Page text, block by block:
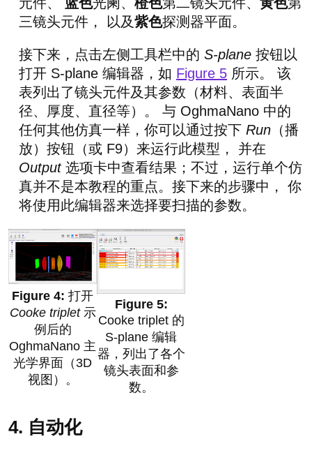
三镜头元件， 以及紫色探测器平面。
接下来，点击左侧工具栏中的 S-plane 按钮以
打开 S-plane 编辑器，如 Figure 5 所示。 该
表列出了镜头元件及其参数（材料、表面半
径、厚度、直径等）。 与 OghmaNano 中的
任何其他仿真一样，你可以通过按下 Run （播
放）按钮（或 F9）来运行此模型， 并在
Output选项卡中查看结果；不过，运行单个仿
真并不是本教程的重点。接下来的步骤中， 你
将使用此编辑器来选择要扫描的参数。
打开
Cooke triplet示
例后的
OghmaNano 主
光学界面（3D
视图）。
Cooke triplet 的
S-plane 编辑
器，列出了各个
镜头表面和参
数。
4. 自动化